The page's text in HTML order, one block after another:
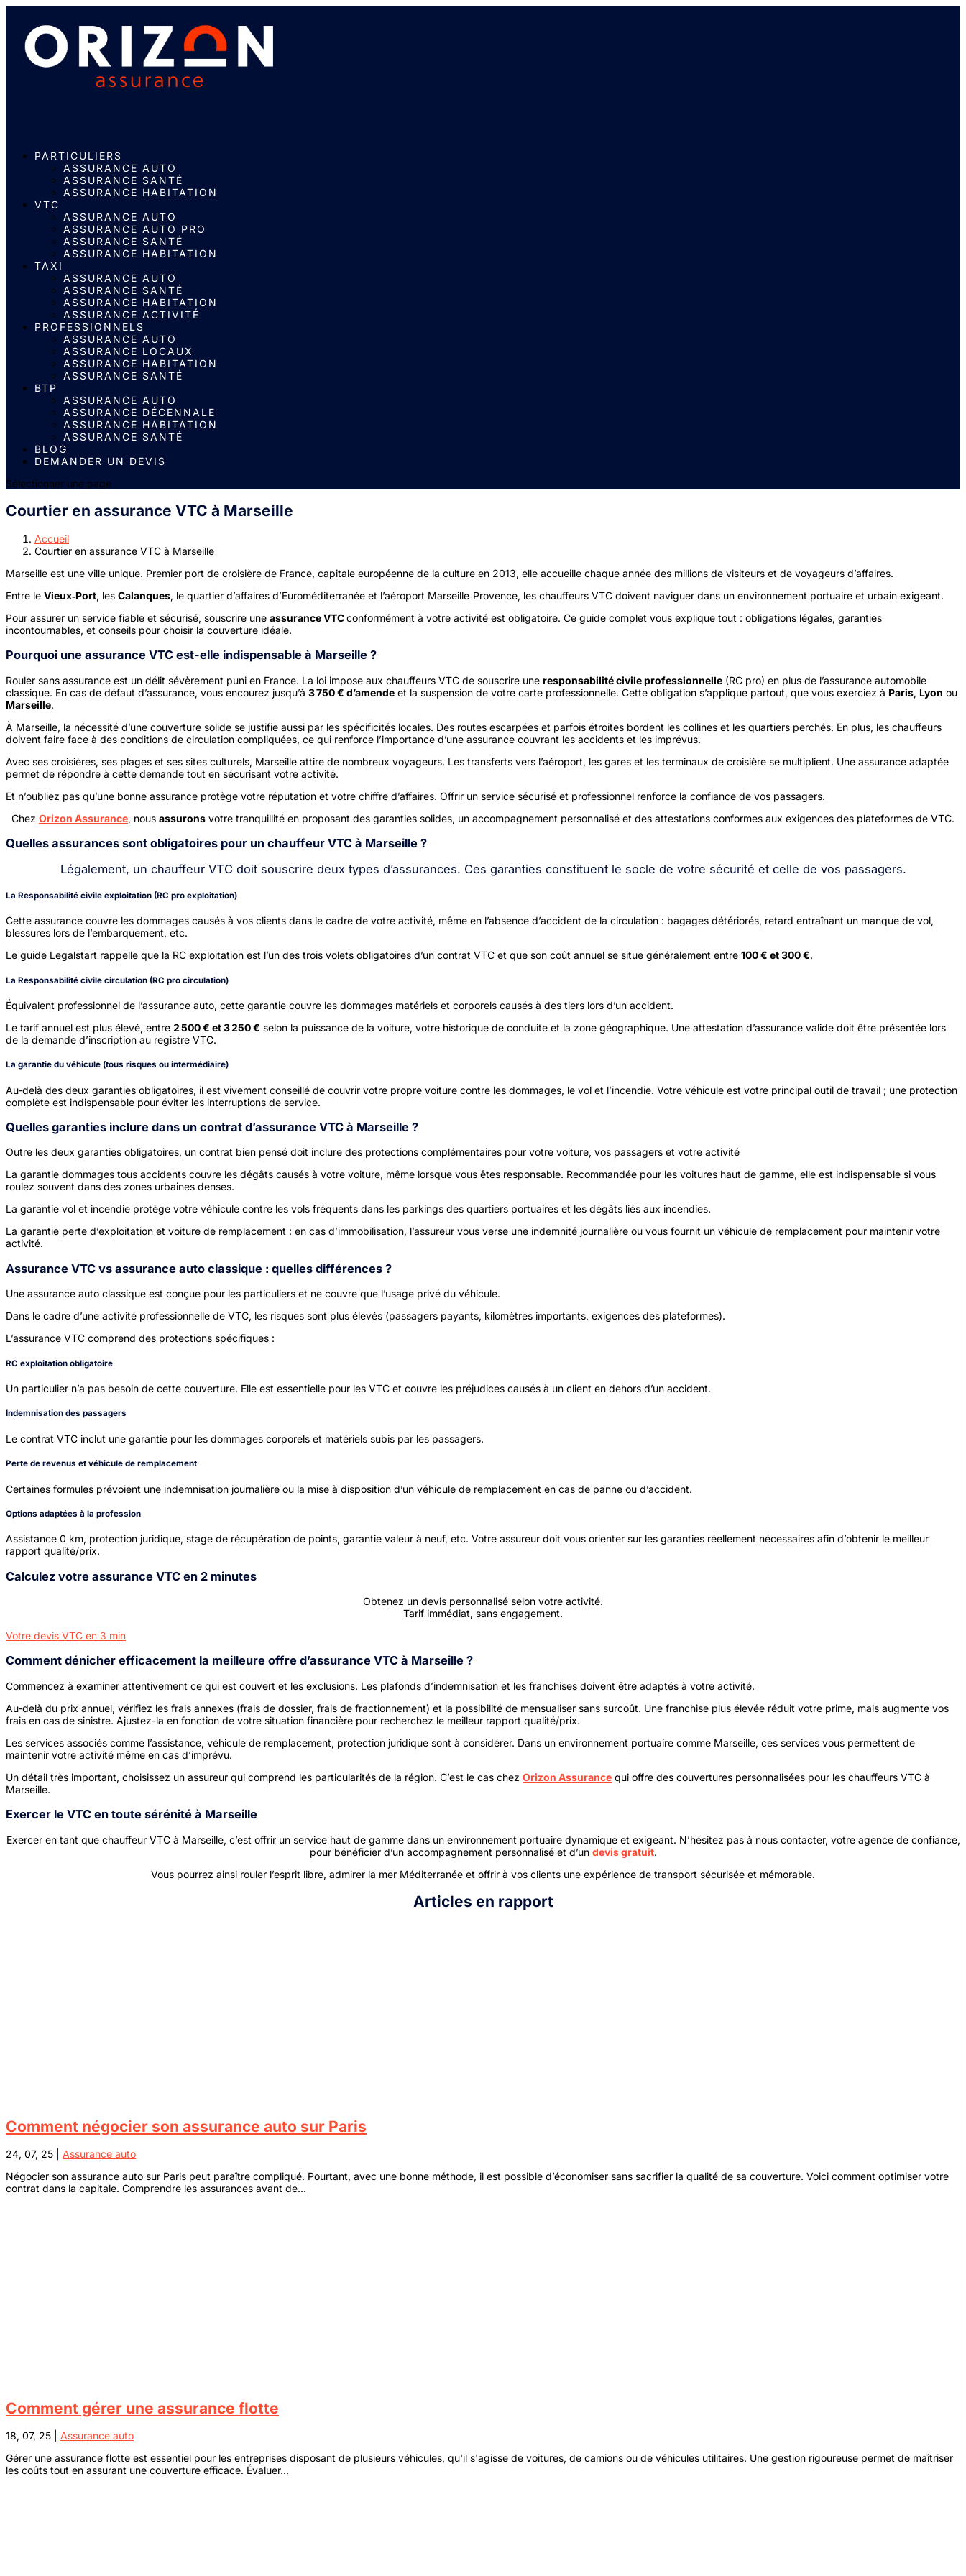
PARTICULIERS
ASSURANCE AUTO
ASSURANCE SANTÉ
ASSURANCE HABITATION
VTC
ASSURANCE AUTO
ASSURANCE AUTO PRO
ASSURANCE SANTÉ
ASSURANCE HABITATION
TAXI
ASSURANCE AUTO
ASSURANCE SANTÉ
ASSURANCE HABITATION
ASSURANCE ACTIVITÉ
PROFESSIONNELS
ASSURANCE AUTO
ASSURANCE LOCAUX
ASSURANCE HABITATION
ASSURANCE SANTÉ
BTP
ASSURANCE AUTO
ASSURANCE DÉCENNALE
ASSURANCE HABITATION
ASSURANCE SANTÉ
BLOG
DEMANDER UN DEVIS
Sélectionner une page
Courtier en assurance VTC à Marseille
Accueil
Courtier en assurance VTC à Marseille
Marseille est une ville unique. Premier port de croisière de France, capitale européenne de la culture en 2013, elle accueille chaque année des millions de visiteurs et de voyageurs d’affaires.
Entre le Vieux‑Port, les Calanques, le quartier d’affaires d’Euroméditerranée et l’aéroport Marseille‑Provence, les chauffeurs VTC doivent naviguer dans un environnement portuaire et urbain exigeant.
Pour assurer un service fiable et sécurisé, souscrire une assurance VTCconformément à votre activité est obligatoire. Ce guide complet vous explique tout : obligations légales, garanties
incontournables, et conseils pour choisir la couverture idéale.
Pourquoi une assurance VTC est-elle indispensable à Marseille ?
Rouler sans assurance est un délit sévèrement puni en France. La loi impose aux chauffeurs VTC de souscrire une responsabilité civile professionnelle (RC pro) en plus de l’assurance automobile
classique. En cas de défaut d’assurance, vous encourez jusqu’à 3 750 € d’amende et la suspension de votre carte professionnelle. Cette obligation s’applique partout, que vous exerciez à Paris, Lyon ou
Marseille.
À Marseille, la nécessité d’une couverture solide se justifie aussi par les spécificités locales. Des routes escarpées et parfois étroites bordent les collines et les quartiers perchés. En plus, les chauffeurs
doivent faire face à des conditions de circulation compliquées, ce qui renforce l’importance d’une assurance couvrant les accidents et les imprévus.
Avec ses croisières, ses plages et ses sites culturels, Marseille attire de nombreux voyageurs. Les transferts vers l’aéroport, les gares et les terminaux de croisière se multiplient. Une assurance adaptée
permet de répondre à cette demande tout en sécurisant votre activité.
Et n’oubliez pas qu’une bonne assurance protège votre réputation et votre chiffre d’affaires. Offrir un service sécurisé et professionnel renforce la confiance de vos passagers.
Chez Orizon Assurance, nous assurons votre tranquillité en proposant des garanties solides, un accompagnement personnalisé et des attestations conformes aux exigences des plateformes de VTC.
Quelles assurances sont obligatoires pour un chauffeur VTC à Marseille ?
Légalement, un chauffeur VTC doit souscrire deux types d’assurances. Ces garanties constituent le socle de votre sécurité et celle de vos passagers.
La Responsabilité civile exploitation (RC pro exploitation)
Cette assurance couvre les dommages causés à vos clients dans le cadre de votre activité, même en l’absence d’accident de la circulation : bagages détériorés, retard entraînant un manque de vol,
blessures lors de l’embarquement, etc.
Le guide Legalstart rappelle que la RC exploitation est l’un des trois volets obligatoires d’un contrat VTC et que son coût annuel se situe généralement entre 100 € et 300 €.
La Responsabilité civile circulation (RC pro circulation)
Équivalent professionnel de l’assurance auto, cette garantie couvre les dommages matériels et corporels causés à des tiers lors d’un accident.
Le tarif annuel est plus élevé, entre 2 500 € et 3 250 € selon la puissance de la voiture, votre historique de conduite et la zone géographique. Une attestation d’assurance valide doit être présentée lors
de la demande d’inscription au registre VTC.
La garantie du véhicule (tous risques ou intermédiaire)
Au-delà des deux garanties obligatoires, il est vivement conseillé de couvrir votre propre voiture contre les dommages, le vol et l’incendie. Votre véhicule est votre principal outil de travail ; une protection
complète est indispensable pour éviter les interruptions de service.
Quelles garanties inclure dans un contrat d’assurance VTC à Marseille ?
Outre les deux garanties obligatoires, un contrat bien pensé doit inclure des protections complémentaires pour votre voiture, vos passagers et votre activité
La garantie dommages tous accidents couvre les dégâts causés à votre voiture, même lorsque vous êtes responsable. Recommandée pour les voitures haut de gamme, elle est indispensable si vous
roulez souvent dans des zones urbaines denses.
La garantie vol et incendie protège votre véhicule contre les vols fréquents dans les parkings des quartiers portuaires et les dégâts liés aux incendies.
La garantie perte d’exploitation et voiture de remplacement : en cas d’immobilisation, l’assureur vous verse une indemnité journalière ou vous fournit un véhicule de remplacement pour maintenir votre
activité.
Assurance VTC vs assurance auto classique : quelles différences ?
Une assurance auto classique est conçue pour les particuliers et ne couvre que l’usage privé du véhicule.
Dans le cadre d’une activité professionnelle de VTC, les risques sont plus élevés (passagers payants, kilomètres importants, exigences des plateformes).
L’assurance VTC comprend des protections spécifiques :
RC exploitation obligatoire
Un particulier n’a pas besoin de cette couverture. Elle est essentielle pour les VTC et couvre les préjudices causés à un client en dehors d’un accident.
Indemnisation des passagers
Le contrat VTC inclut une garantie pour les dommages corporels et matériels subis par les passagers.
Perte de revenus et véhicule de remplacement
Certaines formules prévoient une indemnisation journalière ou la mise à disposition d’un véhicule de remplacement en cas de panne ou d’accident.
Options adaptées à la profession
Assistance 0 km, protection juridique, stage de récupération de points, garantie valeur à neuf, etc. Votre assureur doit vous orienter sur les garanties réellement nécessaires afin d’obtenir le meilleur
rapport qualité/prix.
Calculez votre assurance VTC en 2 minutes
Obtenez un devis personnalisé selon votre activité.
Tarif immédiat, sans engagement.
Votre devis VTC en 3 min
Comment dénicher efficacement la meilleure offre d’assurance VTC à Marseille ?
Commencez à examiner attentivement ce qui est couvert et les exclusions. Les plafonds d’indemnisation et les franchises doivent être adaptés à votre activité.
Au-delà du prix annuel, vérifiez les frais annexes (frais de dossier, frais de fractionnement) et la possibilité de mensualiser sans surcoût. Une franchise plus élevée réduit votre prime, mais augmente vos
frais en cas de sinistre. Ajustez-la en fonction de votre situation financière pour recherchez le meilleur rapport qualité/prix.
Les services associés comme l’assistance, véhicule de remplacement, protection juridique sont à considérer. Dans un environnement portuaire comme Marseille, ces services vous permettent de
maintenir votre activité même en cas d’imprévu.
Un détail très important, choisissez un assureur qui comprend les particularités de la région. C’est le cas chez Orizon Assurance qui offre des couvertures personnalisées pour les chauffeurs VTC à
Marseille.
Exercer le VTC en toute sérénité à Marseille
Exercer en tant que chauffeur VTC à Marseille, c’est offrir un service haut de gamme dans un environnement portuaire dynamique et exigeant. N’hésitez pas à nous contacter, votre agence de confiance,
pour bénéficier d’un accompagnement personnalisé et d’un devis gratuit.
Vous pourrez ainsi rouler l’esprit libre, admirer la mer Méditerranée et offrir à vos clients une expérience de transport sécurisée et mémorable.
Articles en rapport
Comment négocier son assurance auto sur Paris
24, 07, 25
Assurance auto
Négocier son assurance auto sur Paris peut paraître compliqué. Pourtant, avec une bonne méthode, il est possible d’économiser sans sacrifier la qualité de sa couverture. Voici comment optimiser votre
contrat dans la capitale. Comprendre les assurances avant de...
Comment gérer une assurance flotte
18, 07, 25
Assurance auto
Gérer une assurance flotte est essentiel pour les entreprises disposant de plusieurs véhicules, qu'il s'agisse de voitures, de camions ou de véhicules utilitaires. Une gestion rigoureuse permet de maîtriser
les coûts tout en assurant une couverture efficace. Évaluer...